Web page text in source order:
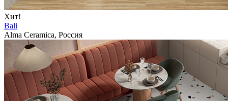
Хит!
Bali
Alma Ceramica, Россия